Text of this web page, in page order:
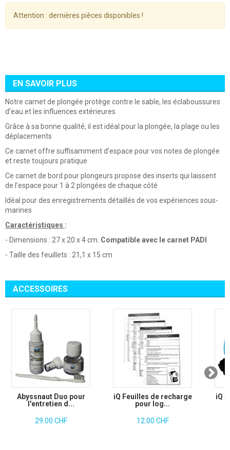
Attention : dernières pièces disponibles !
EN SAVOIR PLUS
Notre carnet de plongée protège contre le sable, les éclaboussures
d’eau et les influences extérieures
Grâce à sa bonne qualité, il est idéal pour la plongée, la plage ou les
déplacements
Ce carnet offre suffisamment d’espace pour vos notes de plongée
et reste toujours pratique
Ce carnet de bord pour plongeurs propose des inserts qui laissent
de l’espace pour 1 à 2 plongées de chaque côté
Idéal pour des enregistrements détaillés de vos expériences sous-
marines
Caractéristiques :
- Dimensions : 27 x 20 x 4 cm. Compatible avec le carnet PADI
- Taille des feuillets : 21,1 x 15 cm
ACCESSOIRES
Abyssnaut Duo pour
l'entretien d...
29.00 CHF
iQ Feuilles de recharge
pour log...
12.00 CHF
iQ